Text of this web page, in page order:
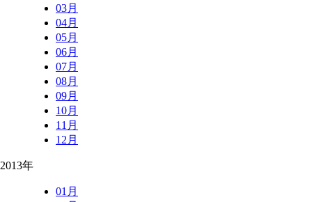
03月
04月
05月
06月
07月
08月
09月
10月
11月
12月
2013年
01月